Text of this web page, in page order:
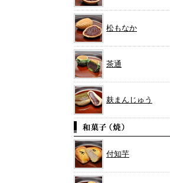
松もなか
茶通
麸まんじゅう
付知芋